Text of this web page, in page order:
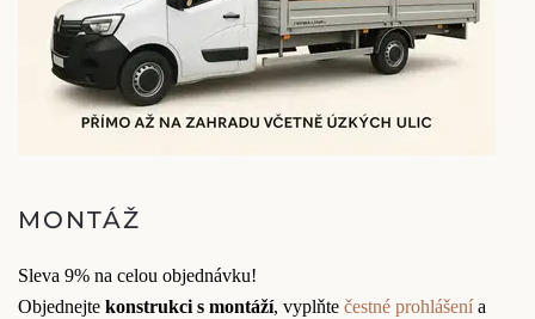
MONTÁŽ
Sleva 9% na celou objednávku!
Objednejte konstrukci s montáží, vyplňte čestné prohlášenía